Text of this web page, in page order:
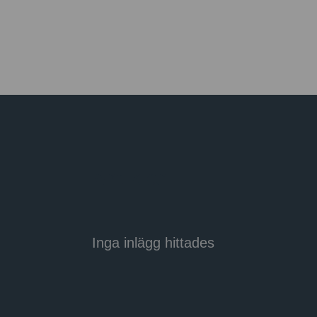
Inga inlägg hittades